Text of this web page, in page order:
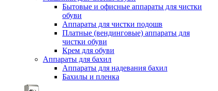
Бытовые и офисные аппараты для чистки
обуви
Аппараты для чистки подошв
Платные (вендинговые) аппараты для
чистки обуви
Крем для обуви
Аппараты для бахил
Аппараты для надевания бахил
Бахилы и пленка